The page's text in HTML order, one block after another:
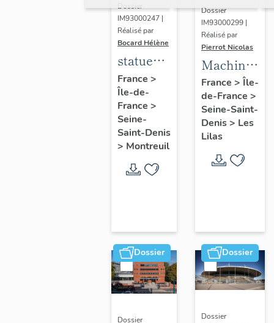
Dossier
IM93000247 |
Réalisé par
Bocard Hélène
statues
colossales
: le
discobole,
le
tennisman
France >
Île-de-
France >
Seine-
Saint-Denis
> Montreuil
Dossier
IM93000299 |
Réalisé par
Pierrot Nicolas
Machine
à
déchiqueter
et à
épurer
France > Île-
de-France >
Seine-Saint-
Denis> Les
Lilas
Dossier
Dossier
Dossier
Dossier